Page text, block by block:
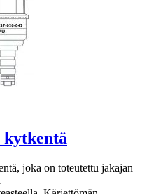
joka on toteutettu jakajan